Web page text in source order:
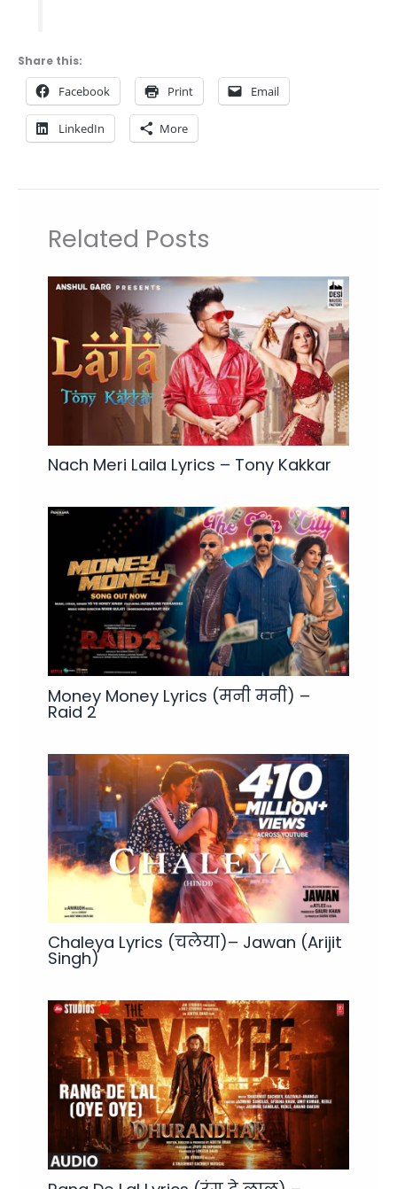
Share this:
Facebook Print Email
LinkedIn More
Related Posts
Nach Meri Laila Lyrics – Tony Kakkar
Money Money Lyrics (मनी मनी) –
Raid 2
Chaleya Lyrics (चलेया)– Jawan (Arijit
Singh)